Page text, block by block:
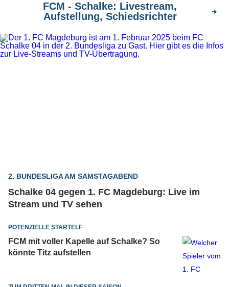
FCM - Schalke: Livestream,
Aufstellung, Schiedsrichter
2. BUNDESLIGA AM SAMSTAGABEND
Schalke 04 gegen 1. FC Magdeburg: Live im
Stream und TV sehen
POTENZIELLE STARTELF
FCM mit voller Kapelle auf Schalke? So
könnte Titz aufstellen